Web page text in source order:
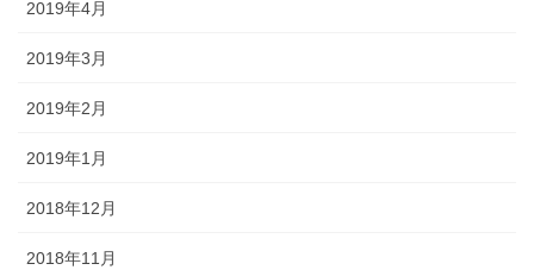
2019年4月
2019年3月
2019年2月
2019年1月
2018年12月
2018年11月